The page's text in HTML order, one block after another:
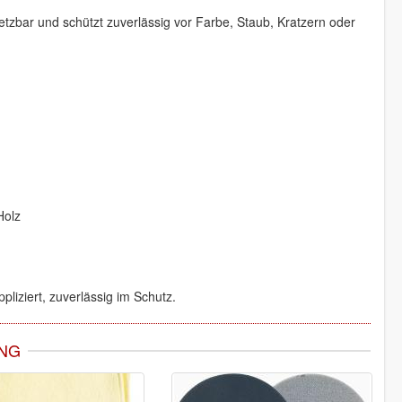
und schützt zuverlässig vor Farbe, Staub, Kratzern oder
zuverlässig im Schutz.